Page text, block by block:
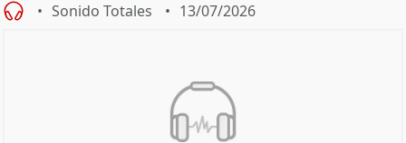
Sonido Totales 13/07/2026